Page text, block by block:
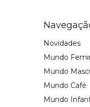
Novidades
Mundo
Mundo
Mundo Café
Mundo